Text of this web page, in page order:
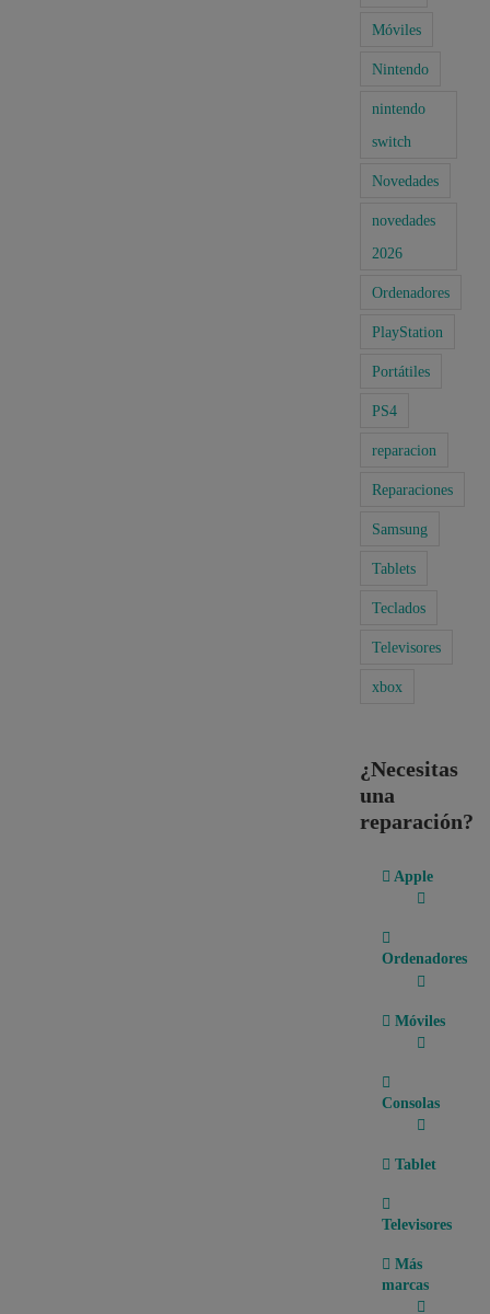
Móviles
Nintendo
nintendo
switch
Novedades
novedades
2026
Ordenadores
PlayStation
Portátiles
PS4
reparacion
Reparaciones
Samsung
Tablets
Teclados
Televisores
xbox
¿Necesitas
una
reparación?
Apple
Ordenadores
Móviles
Consolas
Tablet
Televisores
Más
marcas